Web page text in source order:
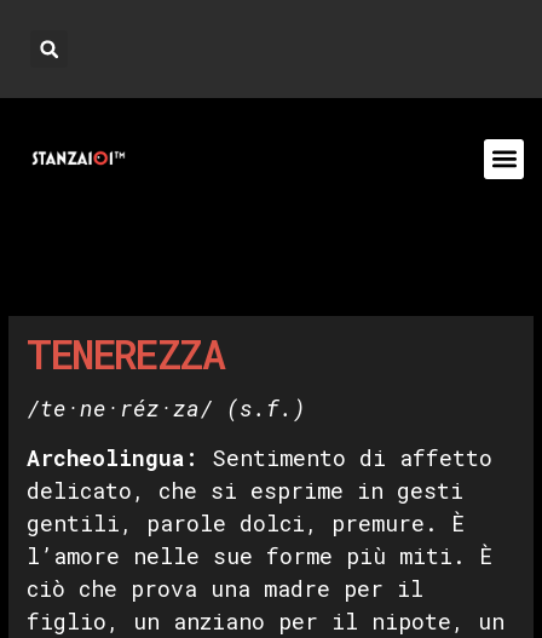
TENEREZZA
/te·ne·réz·za/ (s.f.)
Archeolingua :
Sentimento di affetto
delicato, che si esprime in gesti
gentili, parole dolci, premure. È
l’amore nelle sue forme più miti. È
ciò che prova una madre per il
figlio, un anziano per il nipote, un